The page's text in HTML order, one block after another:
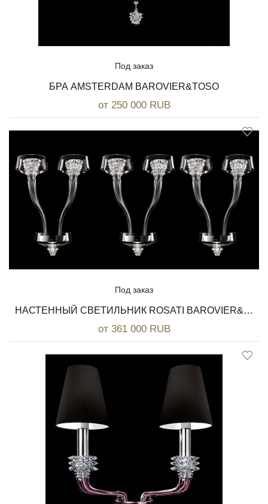
Под заказ
БРА AMSTERDAM BAROVIER&TOSO
от 250 000 RUB
Под заказ
НАСТЕННЫЙ СВЕТИЛЬНИК ROSATI BAROVIER&TOSO
от 361 000 RUB